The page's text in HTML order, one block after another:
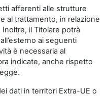
afferenti alle strutture
al trattamento, in relazione
il Titolare potrà
ai seguenti
è necessaria al
indicate, anche rispetto
dati in territori Extra-UE o